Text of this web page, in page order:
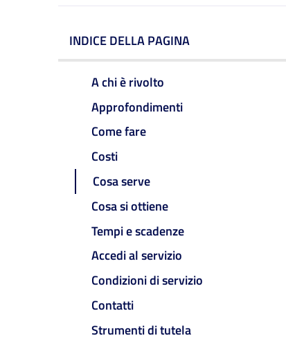
INDICE DELLA PAGINA
A chi è rivolto
Approfondimenti
Come fare
Costi
Cosa serve
Cosa si ottiene
Tempi e scadenze
Accedi al servizio
Condizioni di servizio
Contatti
Strumenti di tutela